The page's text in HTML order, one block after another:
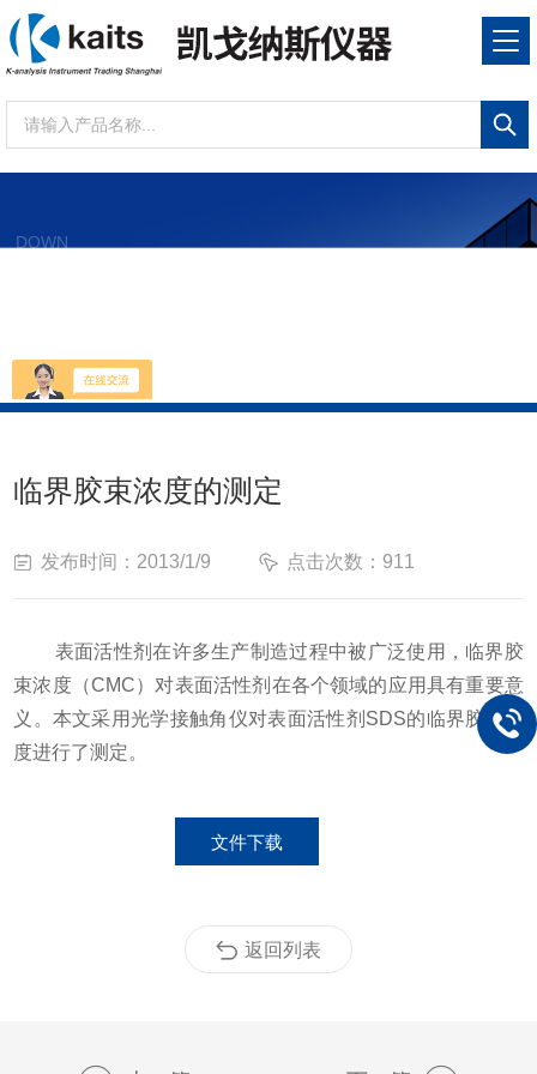
DOWN
当前位置： 首页
临界胶束浓度的测定
发布时间：2013/1/9 点击次数：911
表面活性剂在许多生产制造过程中被广泛使用，临界胶
束浓度（CMC）对表面活性剂在各个领域的应用具有重要意
义。本文采用光学接触角仪对表面活性剂SDS的临界胶束浓
度进行了测定。
文件下载
返回列表